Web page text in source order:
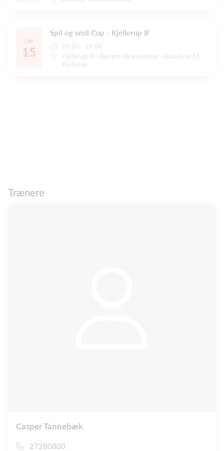
Lør
15
Spil og smil Cup - Kjellerup IF
09:00 - 16:00
Kjellerup IF - Bjerget Idrætsanlæg - Hasselvej 13,
Kjellerup
Trænere
Casper Tannebæk
27280800